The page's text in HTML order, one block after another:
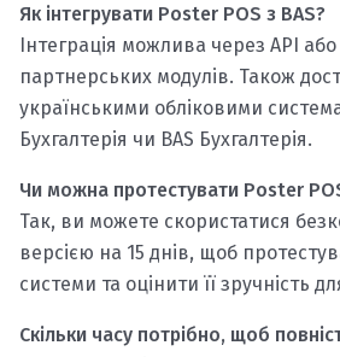
Як інтегрувати Poster POS з BAS?
Інтеграція можлива через API
партнерських модулів. Також
українськими обліковими
Бухгалтерія чи BAS Бухгалтерія.
Чи можна протестувати Poster
Так, ви можете скористатися
версією на 15 днів, щоб
системи та оцінити її зручність
Скільки часу потрібно, щоб